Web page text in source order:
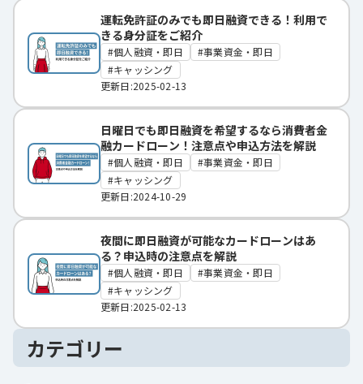
運転免許証のみでも即日融資できる！利用で
きる身分証をご紹介
個人融資・即日
事業資金・即日
キャッシング
更新日:2025-02-13
日曜日でも即日融資を希望するなら消費者金
融カードローン！注意点や申込方法を解説
個人融資・即日
事業資金・即日
キャッシング
更新日:2024-10-29
夜間に即日融資が可能なカードローンはあ
る？申込時の注意点を解説
個人融資・即日
事業資金・即日
キャッシング
更新日:2025-02-13
カテゴリー